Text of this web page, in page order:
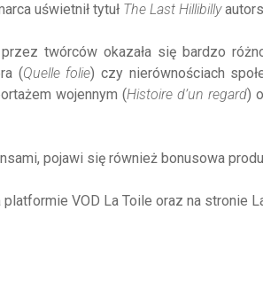
uświetnił tytuł The Last Hillibilly
twórców okazała się bardzo
(Quelle folie) czy nierównościach
wojennym (Histoire d’un regard)
pojawi się również bonusowa
platformie VOD La Toile oraz na stronie